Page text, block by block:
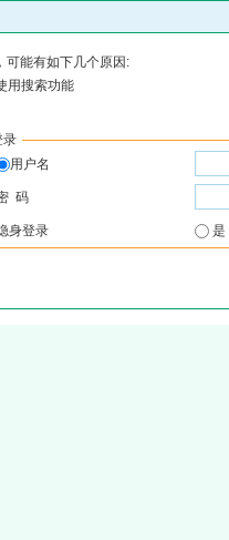
可能有如下几个原因:
用搜索功能
录
用户名
码
身登录